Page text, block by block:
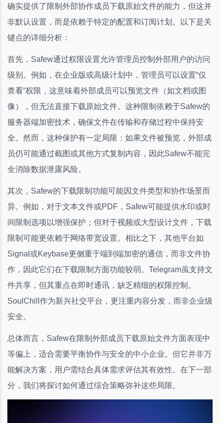
确实提供了限制外部协作成员下载原始文件的能力，但这并
非默认设置，而是依赖于特定的配置和订阅计划。以下是关
键点的详细分析：
首先，Safew通过权限设置允许管理员控制外部用户的访问
级别。例如，在企业版或高级计划中，管理员可以设置“仅
查看”权限，这意味着外部成员可以预览文件（如文档或图
像），但无法直接下载原始文件。这种限制依赖于Safew的
服务器端加密技术，确保文件在传输和存储过程中保持安
全。然而，这种保护有一定局限：如果文件被预览，外部成
员仍可能通过截图或其他方式复制内容，因此Safew不能完
全消除数据泄露风险。
其次，Safew的下载限制功能可能因文件类型和协作场景而
异。例如，对于文本文件或PDF，Safew可能提供水印或时
间限制选项以增强保护；但对于视频或大型设计文件，下载
限制可能更依赖于网络带宽设置。相比之下，其他平台如
Signal或Keybase更侧重于端到端加密的通信，而非文件协
作，因此它们在下载限制方面功能较弱。Telegram虽支持文
件共享，但其重点在即时通讯，缺乏精细的权限控制。
SoulChill作为新兴社交平台，更注重内容分发，而非企业级
安全。
总体而言，Safew在限制外部成员下载原始文件方面表现中
等偏上，适合需要平衡协作与安全的中小企业。但它并非万
能解决方案，用户需结合具体需求评估其有效性。在下一部
分，我们将探讨如何通过综合策略弥补这些局限。